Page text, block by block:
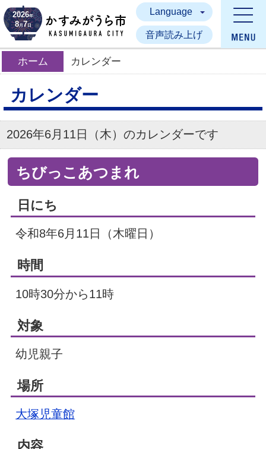
かすみがうら市
2026年
8月7日
Language
音声読み上げ
ホーム カレンダー
カレンダー
2026年6月11日（木）のカレンダーです
ちびっこあつまれ
日にち
令和8年6月11日（木曜日）
時間
10時30分から11時
対象
幼児親子
場所
大塚児童館
内容